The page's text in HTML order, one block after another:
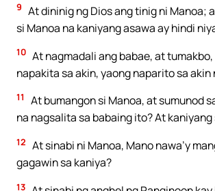
9 At dininig ng Dios ang tinig ni Manoa;
si Manoa na kaniyang asawa ay hindi
10 At nagmadali ang babae, at
napakita sa akin, yaong naparito sa akin
11
At bumangon si Manoa, at sumunod
na nagsalita sa babaing ito? At kaniyang
12 At sinabi ni Manoa, Mano nawa’y
gagawin sa kaniya?
13